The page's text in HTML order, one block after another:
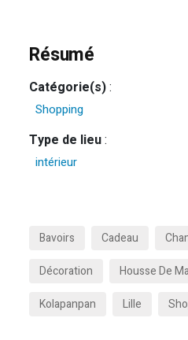
Résumé
Catégorie(s):
Shopping
Type de lieu:
intérieur
Bavoirs Cadeau
Décoration
Housse De
Kolapanpan
Lille